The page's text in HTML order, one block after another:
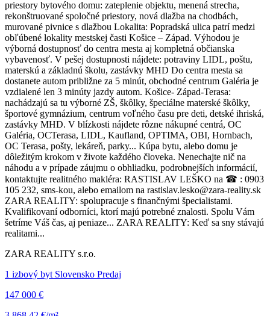
priestory bytového domu: zateplenie objektu, menená strecha,
rekonštruované spoločné priestory, nová dlažba na chodbách,
murované pivnice s dlažbou Lokalita: Popradská ulica patrí medzi
obľúbené lokality mestskej časti Košice – Západ. Výhodou je
výborná dostupnosť do centra mesta aj kompletná občianska
vybavenosť. V pešej dostupnosti nájdete: potraviny LIDL, poštu,
materskú a základnú školu, zastávky MHD Do centra mesta sa
dostanete autom približne za 5 minút, obchodné centrum Galéria je
vzdialené len 3 minúty jazdy autom. Košice- Západ-Terasa:
nachádzajú sa tu výborné ZŠ, škôlky, špeciálne materské škôlky,
športové gymnázium, centrum voľného času pre deti, detské ihriská,
zastávky MHD. V blízkosti nájdete rôzne nákupné centrá, OC
Galéria, OCTerasa, LIDL, Kaufland, OPTIMA, OBI, Hornbach,
OC Terasa, pošty, lekáreň, parky... Kúpa bytu, alebo domu je
dôležitým krokom v živote každého človeka. Nenechajte nič na
náhodu a v prípade záujmu o obhliadku, podrobnejších informácií,
kontaktujte realitného makléra: RASTISLAV LEŠKO na ☎ : 0903
105 232, sms-kou, alebo emailom na rastislav.lesko@zara-reality.sk
ZARA REALITY: spolupracuje s finančnými špecialistami.
Kvalifikovaní odborníci, ktorí majú potrebné znalosti. Spolu Vám
šetríme Váš čas, aj peniaze... ZARA REALITY: Keď sa sny stávajú
realitami...
ZARA REALITY s.r.o.
1 izbový byt Slovensko Predaj
147 000 €